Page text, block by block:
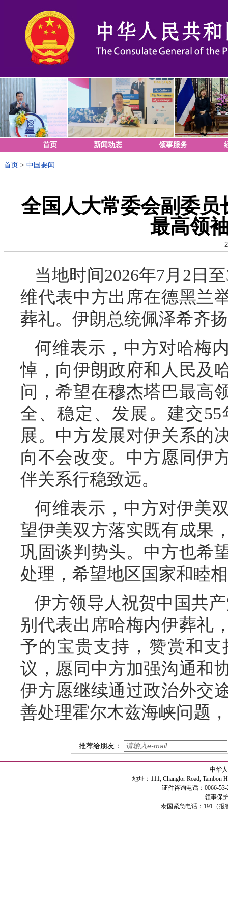
首页 新闻动态 领事服务
首页 > 中国要闻
全国人大常委会副委
最高领
当地时间2026年7月2日
维代表中方出席在德黑兰
葬礼。伊朗总统佩泽希齐
何维表示，中方对哈梅
悼，向伊朗政府和人民及
问，希望在穆杰塔巴最高
全、稳定、发展。建交
展。中方发展对伊关系的
向不会改变。中方愿同伊
伴关系行稳致远。
何维表示，中方对伊美
望伊美双方落实既有成果
巩固谈判势头。中方也希
处理，希望地区国家和睦
伊方领导人祝贺中国共
别代表出席哈梅内伊葬礼
予的宝贵支持，赞赏和
议，愿同中方加强沟通和
伊方愿继续通过政治外交
善处理霍尔木兹海峡问题
推荐给朋友：
中华
地址：111, Changlor Road, Tambon
证件咨询电话：0066-
领事保
泰国紧急电话：191（报